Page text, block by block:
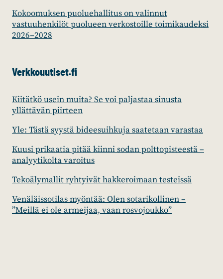
Kokoomuksen puoluehallitus on valinnut
vastuuhenkilöt puolueen verkostoille toimikaudeksi
2026–2028
Verkkouutiset.fi
Kiitätkö usein muita? Se voi paljastaa sinusta
yllättävän piirteen
Yle: Tästä syystä bideesuihkuja saatetaan varastaa
Kuusi prikaatia pitää kiinni sodan polttopisteestä –
analyytikolta varoitus
Tekoälymallit ryhtyivät hakkeroimaan testeissä
Venäläissotilas myöntää: Olen sotarikollinen –
”Meillä ei ole armeijaa, vaan rosvojoukko”